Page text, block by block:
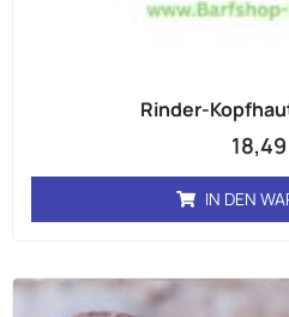
Rinder-
18,49
IN DEN